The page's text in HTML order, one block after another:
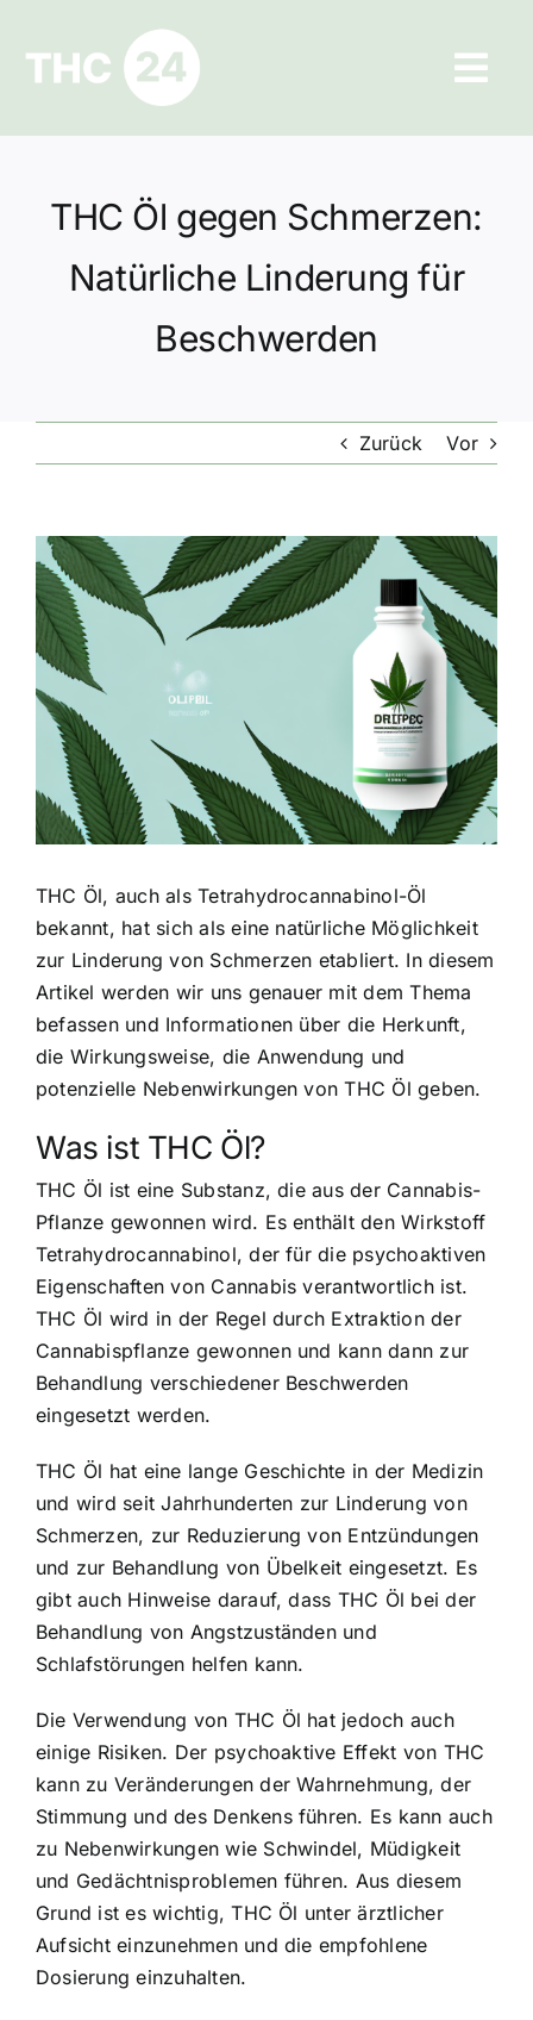
springen
Ratgeber
Hilfe und Kontakt
Datenschutz
THC Öl gegen Schmerzen:
Natürliche Linderung für
Beschwerden
Zurück Vor
Zeige
grösseres
Bild
THC Öl, auch als Tetrahydrocannabinol-Öl
bekannt, hat sich als eine natürliche Möglichkeit
zur Linderung von Schmerzen etabliert. In diesem
Artikel werden wir uns genauer mit dem Thema
befassen und Informationen über die Herkunft,
die Wirkungsweise, die Anwendung und
potenzielle Nebenwirkungen von THC Öl geben.
Was ist THC Öl?
THC Öl ist eine Substanz, die aus der Cannabis-
Pflanze gewonnen wird. Es enthält den Wirkstoff
Tetrahydrocannabinol, der für die psychoaktiven
Eigenschaften von Cannabis verantwortlich ist.
THC Öl wird in der Regel durch Extraktion der
Cannabispflanze gewonnen und kann dann zur
Behandlung verschiedener Beschwerden
eingesetzt werden.
THC Öl hat eine lange Geschichte in der Medizin
und wird seit Jahrhunderten zur Linderung von
Schmerzen, zur Reduzierung von Entzündungen
und zur Behandlung von Übelkeit eingesetzt. Es
gibt auch Hinweise darauf, dass THC Öl bei der
Behandlung von Angstzuständen und
Schlafstörungen helfen kann.
Die Verwendung von THC Öl hat jedoch auch
einige Risiken. Der psychoaktive Effekt von THC
kann zu Veränderungen der Wahrnehmung, der
Stimmung und des Denkens führen. Es kann auch
zu Nebenwirkungen wie Schwindel, Müdigkeit
und Gedächtnisproblemen führen. Aus diesem
Grund ist es wichtig, THC Öl unter ärztlicher
Aufsicht einzunehmen und die empfohlene
Dosierung einzuhalten.